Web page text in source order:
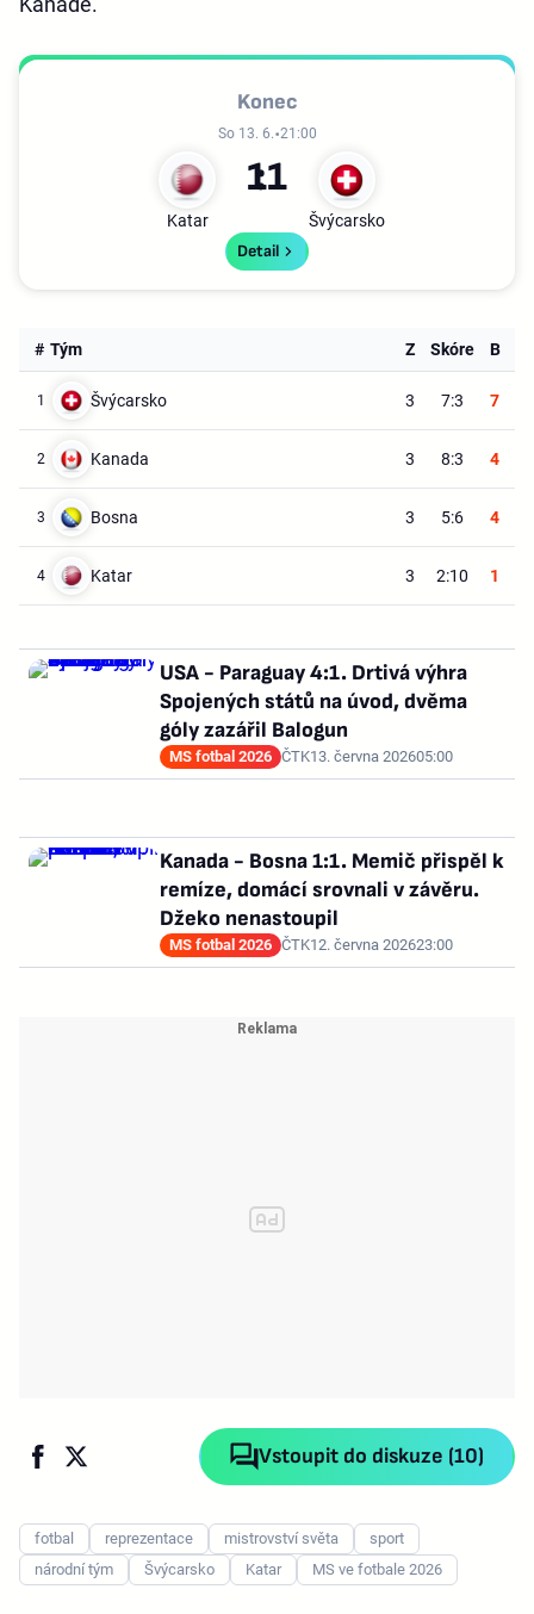
Konec
So 13. 6. 21:00
Katar
1
Švýcarsko
1
Detail
# Tým Z Skóre B
1 Švýcarsko 3 7:3 7
2 Kanada 3 8:3 4
3 Bosna 3 5:6 4
4 Katar 3 2:10 1
USA - Paraguay 4:1. Drtivá výhra
Spojených států na úvod, dvěma
góly zazářil Balogun
MS fotbal 2026 ČTK13. června 202605:00
Kanada - Bosna 1:1. Memič přispěl k
remíze, domácí srovnali v závěru.
Džeko nenastoupil
MS fotbal 2026 ČTK12. června 202623:00
Vstoupit do diskuze (10)
fotbal reprezentace mistrovství světa
sport
národní tým
Švýcarsko Katar MS ve fotbale 2026